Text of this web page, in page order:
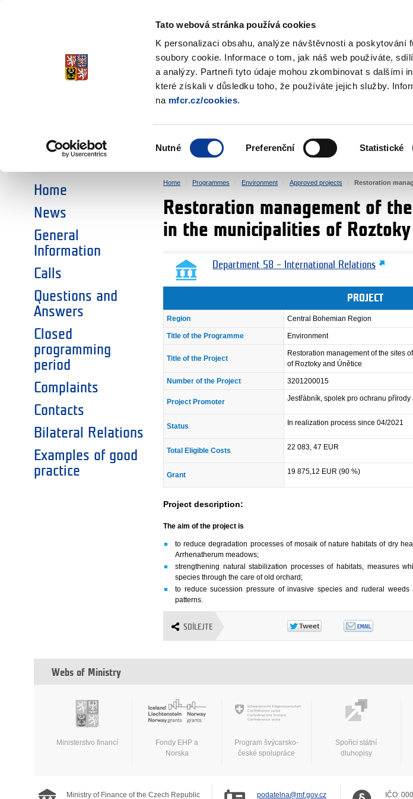
Tato webová stránka používá cookies
K personalizaci obsahu, analýze návštěvnosti a
soubory cookie. Informace o tom, jak náš web používáte,
a analýzy. Partneři tyto údaje mohou zkombinovat s dalšími
které získali v důsledku toho, že používáte jejich služby.
na mfcr.cz/cookies.
souhlasu
Nutné Preferenční Statistické
EEA and Norway Grants
CHOOSE AN AREA:
SOCIAL DIALOGUE ENVIRONMENT HUMAN RIGHTS
Home
News
General
Information
Calls
Questions and
Answers
Closed
programming
period
Complaints
Contacts
Bilateral Relations
Examples of good
practice
Home Programmes Environment Approved projects Restoration
Restoration management of
in the municipalities of
Department 58 – International Relations
PROJECT
Region Central Bohemian Region
Title of the Programme Environment
Title of the Project
Restoration management of the sites
of Roztoky and Únětice
Number of the Project 3201200015
Project Promoter Jestřábník, spolek pro ochranu přírody
Status In realization process since 04/2021
Total Eligible Costs 22 083, 47 EUR
Grant 19 875,12 EUR (90 %)
Project description:
The aim of the project is
to reduce degradation processes of mosaik of nature habitats of dry
Arrhenatherum meadows;
strengthening natural stabilization processes of habitats, measures
species through the care of old orchard;
to reduce sucession pressure of invasive species and ruderal
patterns.
SDÍLEJTE
Webs of Ministry
Ministerstvo financí
Fondy EHP a
Norska
Program švýcarsko-
české spolupráce
Spořicí státní
dluhopisy
Ministry of Finance of the Czech Republic podatelna@mf.gov.cz IČO: